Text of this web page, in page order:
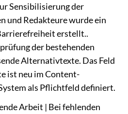
Sensibilisierung der
und Redakteure wurde ein
erstellt..
der bestehenden
Alternativtexte. Das Feld
ist neu im Content-
als Pflichtfeld definiert.
Arbeit | Bei fehlenden